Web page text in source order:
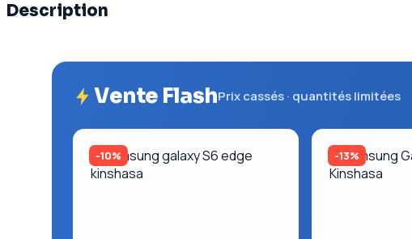
Description
Vente FlashPrix cassés · quantités limitées
-10% -13%